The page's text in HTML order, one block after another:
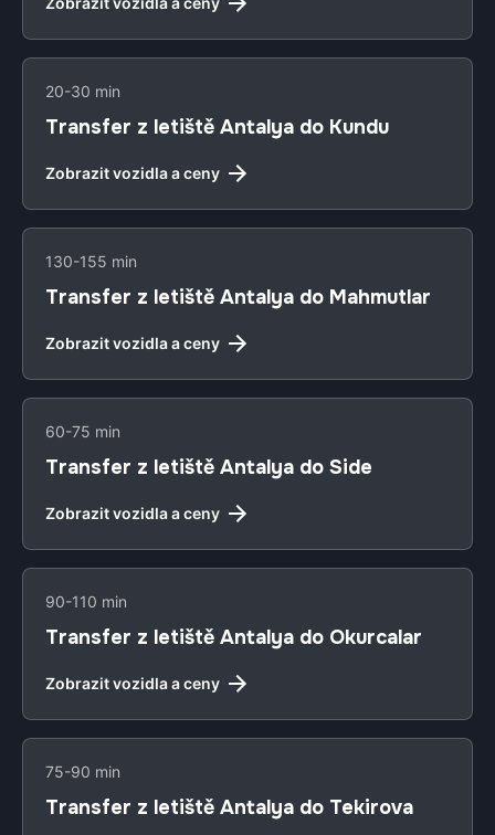
20-30 min
Transfer z letiště Antalya do Kundu
Zobrazit vozidla a ceny
130-155 min
Transfer z letiště Antalya do Mahmutlar
Zobrazit vozidla a ceny
60-75 min
Transfer z letiště Antalya do Side
Zobrazit vozidla a ceny
90-110 min
Transfer z letiště Antalya do Okurcalar
Zobrazit vozidla a ceny
75-90 min
Transfer z letiště Antalya do Tekirova